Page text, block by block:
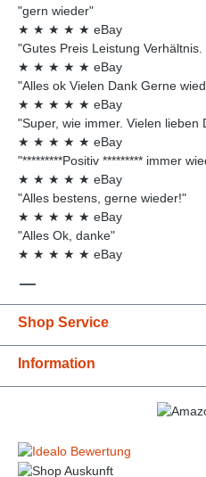
"gern wieder"
★ ★ ★ ★ ★ eBay
"Gutes Preis Leistung Verhältnis.
★ ★ ★ ★ ★ eBay
"Alles ok Vielen Dank Gerne
★ ★ ★ ★ ★ eBay
"Super, wie immer. Vielen lieben
★ ★ ★ ★ ★ eBay
"*********Positiv ********* immer
★ ★ ★ ★ ★ eBay
"Alles bestens, gerne wieder!"
★ ★ ★ ★ ★ eBay
"Alles Ok, danke"
★ ★ ★ ★ ★ eBay
Shop Service
Information